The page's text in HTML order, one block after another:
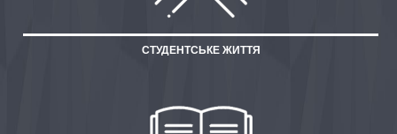
СТУДЕНТСЬКЕ ЖИТТЯ